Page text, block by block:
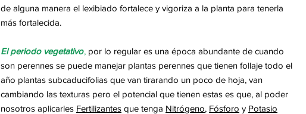
de alguna manera el lexibiado fortalece y vigoriza a la planta para tenerla
más fortalecida.
El periodo vegetativo, por lo regular es una época abundante de cuando
son perennes se puede manejar plantas perennes que tienen follaje todo el
año plantas subcaducifolias que van tirarando un poco de hoja, van
cambiando las texturas pero el potencial que tienen estas es que, al poder
nosotros aplicarles Fertilizantes que tenga Nitrógeno, Fósforo y Potasio